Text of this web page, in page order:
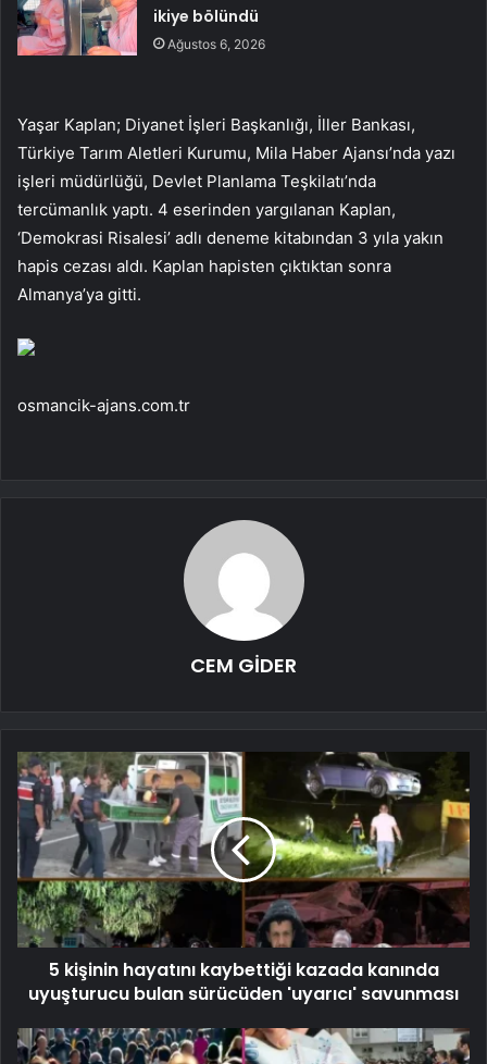
ikiye bölündü
Ağustos 6, 2026
Yaşar Kaplan; Diyanet İşleri Başkanlığı, İller Bankası,
Türkiye Tarım Aletleri Kurumu, Mila Haber Ajansı’nda yazı
işleri müdürlüğü, Devlet Planlama Teşkilatı’nda
tercümanlık yaptı. 4 eserinden yargılanan Kaplan,
‘Demokrasi Risalesi’ adlı deneme kitabından 3 yıla yakın
hapis cezası aldı. Kaplan hapisten çıktıktan sonra
Almanya’ya gitti.
osmancik-ajans.com.tr
CEM GİDER
5 kişinin hayatını kaybettiği kazada kanında
uyuşturucu bulan sürücüden 'uyarıcı' savunması